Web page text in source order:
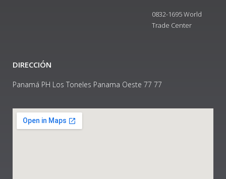
0832-1695 World
Trade Center
DIRECCIÓN
Panamá PH Los Toneles Panama Oeste 77 77